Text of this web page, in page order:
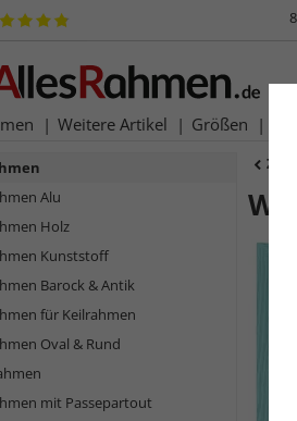
Weitere Artikel Größen
Alu
Holz
Kunststoff
Barock & Antik
für Keilrahmen
Oval & Rund
mit Passepartout